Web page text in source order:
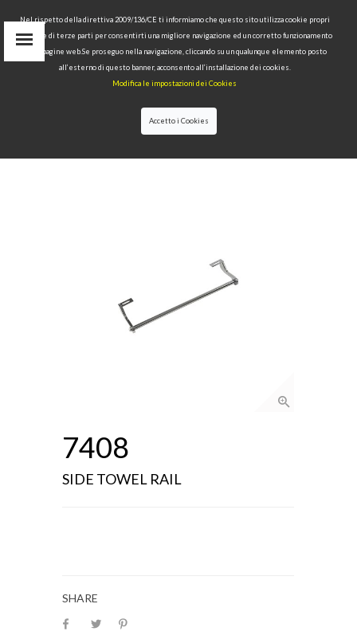
COLLECTIONS>WALDORF
7408
SIDE TOWEL RAIL
SHARE
Nel rispetto della direttiva 2009/136/CE ti informiamo che questo sito utilizza cookie propri
tecnici e di terze parti per consentirti una migliore navigazione ed un corretto funzionamento
delle pagine web.Se proseguo nella navigazione, cliccando su un qualunque elemento posto
all’esterno di questo banner, acconsento all’installazione dei cookies.
Modifica le impostazioni dei Cookies
Accetto i Cookies